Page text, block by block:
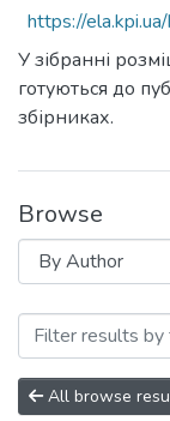
https://
У зібранні
готуються до
збірниках.
Browse
Browsing
All browse